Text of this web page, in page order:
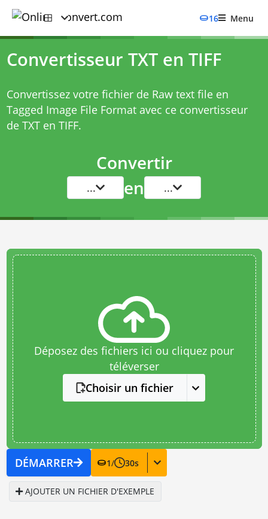
16 Menu
Convertisseur TXT en TIFF
Convertissez votre fichier de Raw text file en
Tagged Image File Format avec ce convertisseur
de TXT en TIFF.
Convertir
... en ...
Déposez des fichiers ici ou cliquez pour
téléverser
Choisir un fichier
DÉMARRER 1/ 30s
AJOUTER UN FICHIER D'EXEMPLE